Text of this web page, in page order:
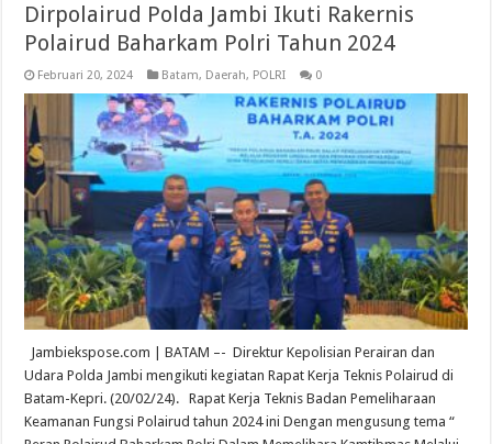
Dirpolairud Polda Jambi Ikuti Rakernis
Polairud Baharkam Polri Tahun 2024
Februari 20, 2024 Batam, Daerah, POLRI 0
Jambiekspose.com | BATAM –- Direktur Kepolisian Perairan dan
Udara Polda Jambi mengikuti kegiatan Rapat Kerja Teknis Polairud di
Batam-Kepri. (20/02/24). Rapat Kerja Teknis Badan Pemeliharaan
Keamanan Fungsi Polairud tahun 2024 ini Dengan mengusung tema “